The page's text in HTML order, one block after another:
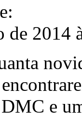
de 2014
e